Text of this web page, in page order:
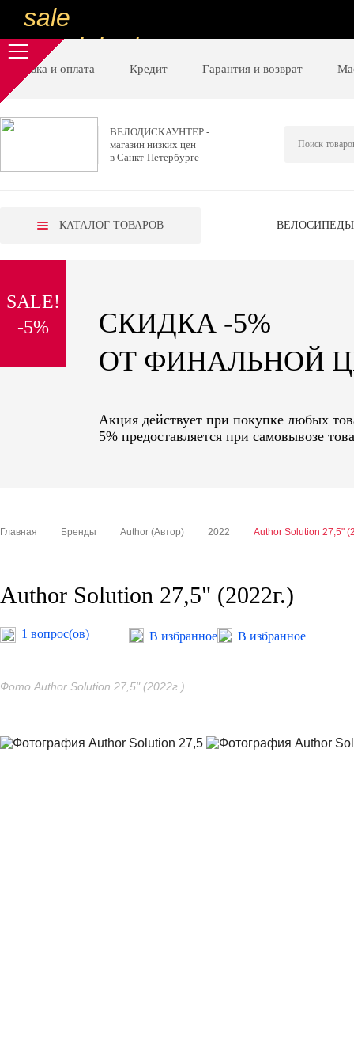
sale
special price
sale
низкие цены
вот дешево
special price
sale
надо брать
sale
Доставка и оплата Кредит Гарантия и возврат
ВЕЛОДИСКАУНТЕР -
магазин низких цен
в Санкт-Петербурге
КАТАЛОГ ТОВАРОВ ВЕЛОСИПЕДЫ
SALE!
-5%
СКИДКА -5%
ОТ ФИНАЛЬНОЙ
Акция действует при покупке любых
5% предоставляется при самовывозе
Главная Бренды Author (Автор) 2022 Author Solution 27,5"
Author Solution 27,5" (2022г.)
1 вопрос(ов) В избранное В избранное
Фото Author Solution 27,5" (2022г.)